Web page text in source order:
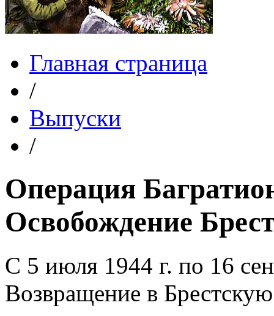
Главная страница
/
Выпуски
/
Операция
Освобождение
С 5 июля 1944 г. по 16
Возвращение в